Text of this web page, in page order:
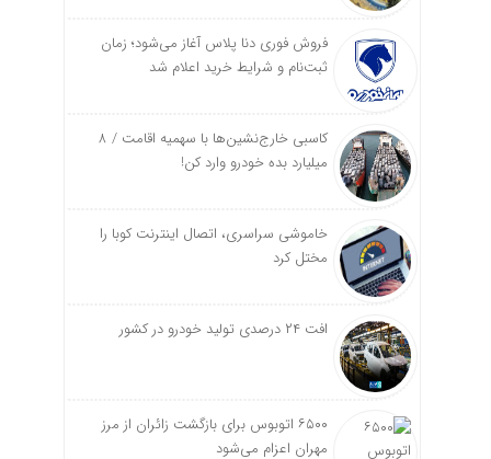
فروش فوری دنا پلاس آغاز می‌شود؛ زمان
ثبت‌نام و شرایط خرید اعلام شد
کاسبی خارج‌نشین‌ها با سهمیه اقامت / ۸
میلیارد بده خودرو وارد کن!
خاموشی سراسری، اتصال اینترنت کوبا را
مختل کرد
افت ۲۴ درصدی تولید خودرو در کشور
۶۵۰۰ اتوبوس برای بازگشت زائران از مرز
مهران اعزام می‌شود